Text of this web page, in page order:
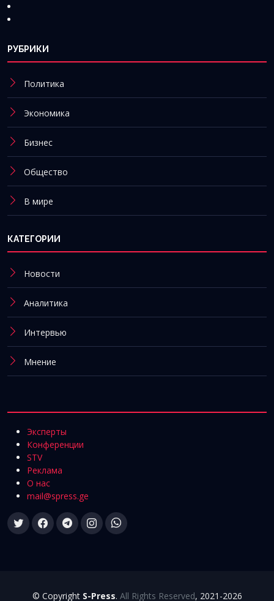
РУБРИКИ
Политика
Экономика
Бизнес
Общество
В мире
КАТЕГОРИИ
Новости
Аналитика
Интервью
Мнение
Эксперты
Конференции
STV
Реклама
О нас
mail@spress.ge
© Copyright S-Press. All Rights Reserved, 2021-2026